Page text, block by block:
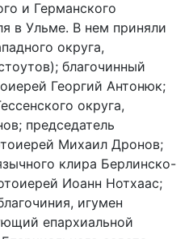
и Германского
в Ульме. В нем приняли
округа,
благочинный
Георгий Антонюк;
округа,
председатель
Михаил Дронов;
клира Берлинско-
Иоанн Нотхаас;
игумен
епархиальной